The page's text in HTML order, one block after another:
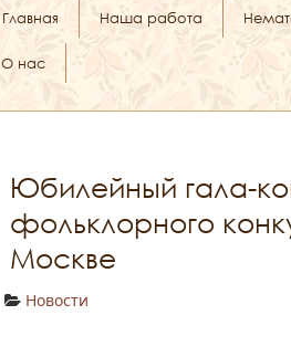
Главная Наша работа
О нас
Юбилейный гала-
фольклорного
Москве
Новости